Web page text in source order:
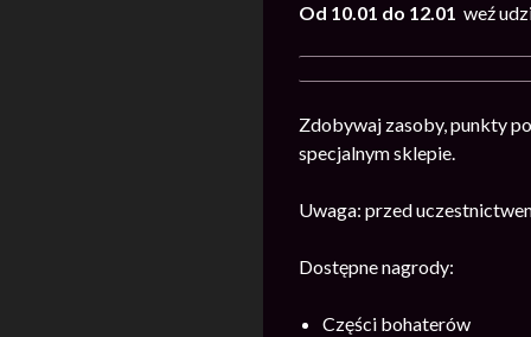
Od 10.01 do 12.01 weź
Zdobywaj zasoby, punkty
specjalnym sklepie.
Uwaga: przed
Dostępne nagrody:
Części bohaterów